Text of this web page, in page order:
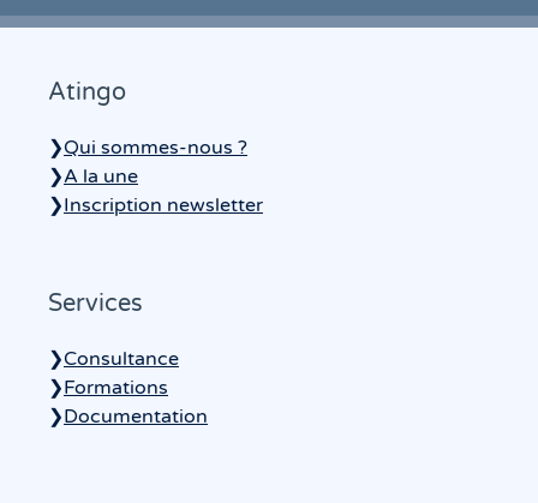
Atingo
❯Qui sommes-nous ?
❯A la une
❯Inscription newsletter
Services
❯Consultance
❯Formations
❯Documentation